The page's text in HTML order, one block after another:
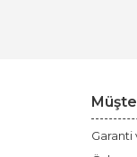
Garanti